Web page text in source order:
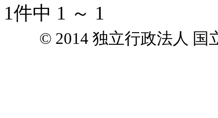
1件中 1 ～ 1
© 2014 独立行政法人 国